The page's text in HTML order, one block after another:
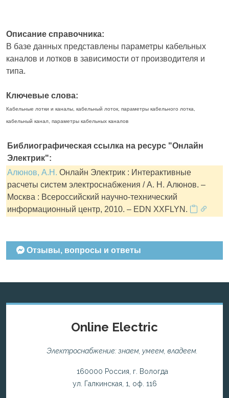
Описание справочника:
В базе данных представлены параметры кабельных
каналов и лотков в зависимости от производителя и
типа.
Ключевые слова:
Кабельные лотки и каналы, кабельный лоток, параметры кабельного лотка,
кабельный канал, параметры кабельных каналов
Библиографическая ссылка на ресурс "Онлайн
Электрик":
Алюнов, А.Н. Онлайн Электрик : Интерактивные
расчеты систем электроснабжения / А. Н. Алюнов. –
Москва : Всероссийский научно-технический
информационный центр, 2010. – EDN XXFLYN.
Отзывы, вопросы и ответы
Online Electric
Электроснабжение: знаем, умеем, владеем.
160000 Россия, г. Вологда
ул. Галкинская, 1, оф. 116